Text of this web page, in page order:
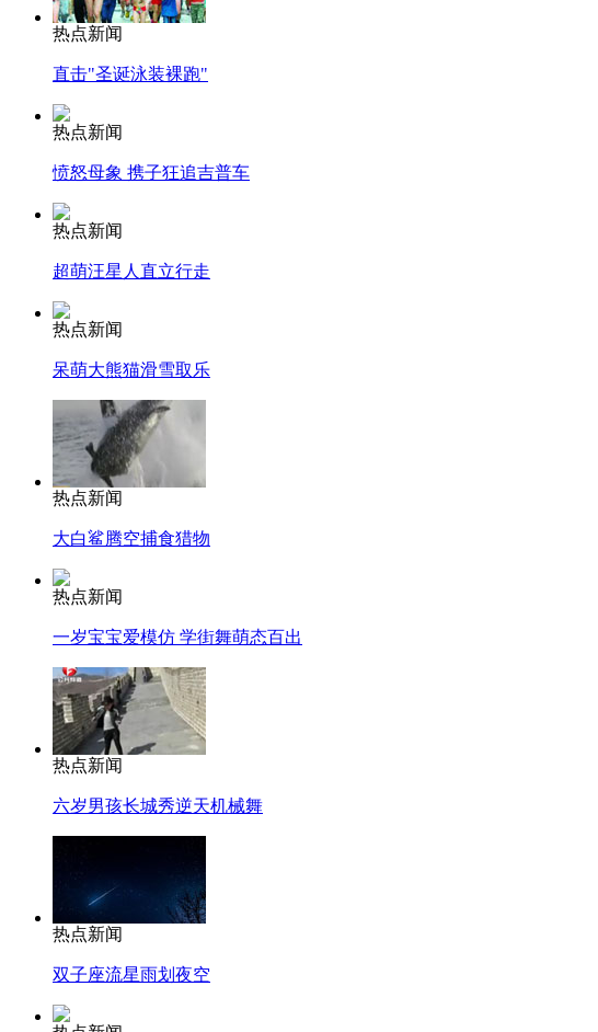
司机酒驾遇交警 急速倒车逃窜
热点新闻
直击"圣诞泳装裸跑"
热点新闻
愤怒母象 携子狂追吉普车
热点新闻
超萌汪星人直立行走
热点新闻
呆萌大熊猫滑雪取乐
热点新闻
大白鲨腾空捕食猎物
热点新闻
一岁宝宝爱模仿 学街舞萌态百出
热点新闻
六岁男孩长城秀逆天机械舞
热点新闻
双子座流星雨划夜空